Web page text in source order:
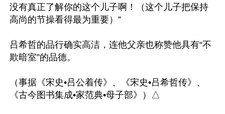
没有真正了解你的这个儿子啊！（这个儿子把保持
高尚的节操看得最为重要）”
吕希哲的品行确实高洁，连他父亲也称赞他具有“不
欺暗室”的品德。
（事据《宋史•吕公着传》、《宋史•吕希哲传》、